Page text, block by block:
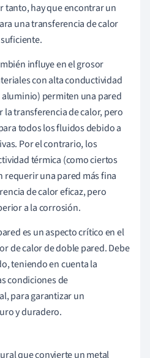
hay que encontrar un
una transferencia de calor
influye en el grosor
con alta conductividad
permiten una pared
la transferencia de calor, pero
todos los fluidos debido a
Por el contrario, los
térmica (como ciertos
requerir una pared más fina
de calor eficaz, pero
a la corrosión.
es un aspecto crítico en el
de calor de doble pared. Debe
teniendo en cuenta la
condiciones de
para garantizar un
y duradero.
que convierte un metal